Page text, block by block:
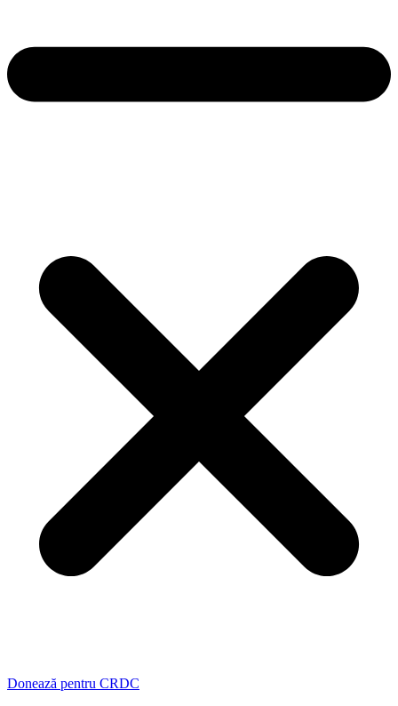
Donează pentru CRDC